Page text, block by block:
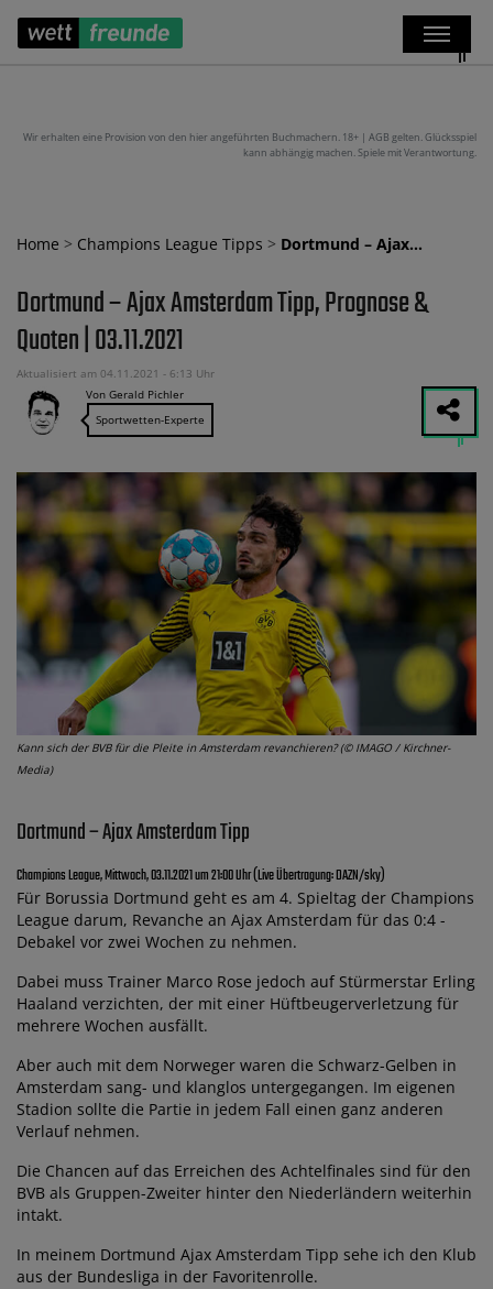
Wir erhalten eine Provision von den hier angeführten Buchmachern. 18+ | AGB gelten. Glücksspiel
kann abhängig machen. Spiele mit Verantwortung.
Home > Champions League Tipps > Dortmund – Ajax…
Dortmund – Ajax Amsterdam Tipp, Prognose &
Quoten | 03.11.2021
Aktualisiert am 04.11.2021 - 6:13 Uhr
Von Gerald Pichler
Sportwetten-Experte
Kann sich der BVB für die Pleite in Amsterdam revanchieren? (© IMAGO / Kirchner-
Media)
Dortmund – Ajax Amsterdam Tipp
Champions League, Mittwoch, 03.11.2021 um 21:00 Uhr (Live Übertragung: DAZN/sky)
Für Borussia Dortmund geht es am 4. Spieltag der Champions
League darum, Revanche an Ajax Amsterdam für das 0:4 -
Debakel vor zwei Wochen zu nehmen.
Dabei muss Trainer Marco Rose jedoch auf Stürmerstar Erling
Haaland verzichten, der mit einer Hüftbeugerverletzung für
mehrere Wochen ausfällt.
Aber auch mit dem Norweger waren die Schwarz-Gelben in
Amsterdam sang- und klanglos untergegangen. Im eigenen
Stadion sollte die Partie in jedem Fall einen ganz anderen
Verlauf nehmen.
Die Chancen auf das Erreichen des Achtelfinales sind für den
BVB als Gruppen-Zweiter hinter den Niederländern weiterhin
intakt.
In meinem Dortmund Ajax Amsterdam Tipp sehe ich den Klub
aus der Bundesliga in der Favoritenrolle.